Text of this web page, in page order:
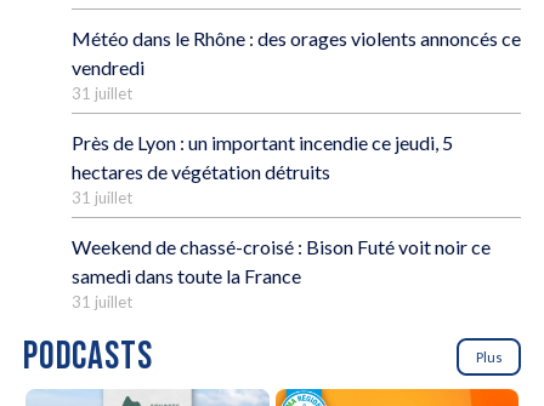
Météo dans le Rhône : des orages violents annoncés ce
vendredi
31 juillet
Près de Lyon : un important incendie ce jeudi, 5
hectares de végétation détruits
31 juillet
Weekend de chassé-croisé : Bison Futé voit noir ce
samedi dans toute la France
31 juillet
PODCASTS Plus